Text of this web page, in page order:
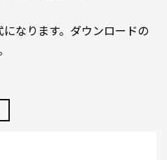
なります。ダウンロードの